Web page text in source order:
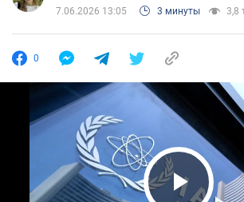
7.06.2026 13:05 3 минуты 3,8
0